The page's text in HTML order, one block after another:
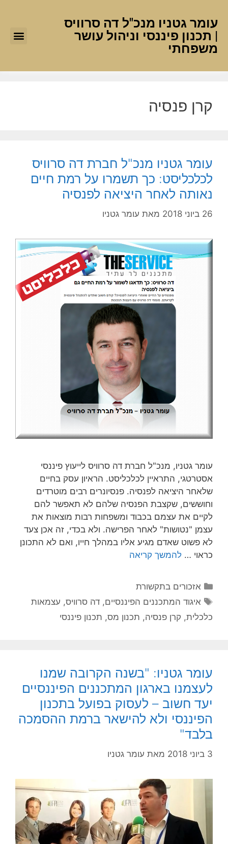
עומר גטניו מנכ"ל דה סרוויס
| תכנון פיננסי וניהול עושר
משפחתי
קרן פנסיה
עומר גטניו מנכ"ל חברת דה סרוויס
לכלכליסט: כך תשמרו על רמת חיים
נאותה לאחר היציאה לפנסיה
26 ביוני 2018 מאת עומר גטניו
עומר גטניו, מנכ"ל חברת דה סרוויס לייעוץ פיננסי
אסטרטגי, התראיין לכלכליסט. הראיון עסק בחיים
שלאחר היציאה לפנסיה. פנסיונרים רבים מוטרדים
וחוששים, שקצבת הפנסיה שלהם לא תאפשר להם
לקיים את עצמם בכבוד ומשפחות רבות מוצאות את
עצמן "נטושות" לאחר הפרישה. ולא בכדי, זה אכן צעד
לא פשוט שאדם מגיע אליו במהלך חייו, ואם לא התכונן
כראוי … להמשך קריאה
אזכורים בתקשורת
איגוד המתכננים הפיננסיים,דה סרוויס, עצמאות
כלכלית, קרן פנסיה, תכנון מס, תכנון פיננסי
עומר גטניו: "בשנה הקרובה שמנו
לעצמנו בארגון המתכננים הפיננסיים
יעד חשוב – לעסוק בפועל בתכנון
הפיננסי ולא להישאר ברמת ההסמכה
בלבד"
3 ביוני 2018 מאת עומר גטניו